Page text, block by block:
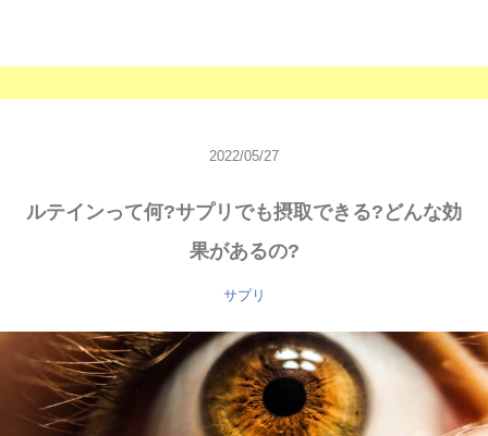
2022/05/27
ルテインって何?サプリでも摂取できる?どんな効
果があるの?
サプリ